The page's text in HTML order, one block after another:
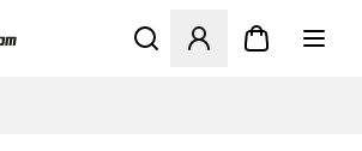
Megnyit egy modált a